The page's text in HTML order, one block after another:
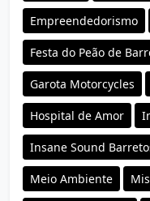
Empreendedorismo
Festa do Peão de
Garota Motorcycles
Hospital de Amor
Insane Sound
Meio Ambiente